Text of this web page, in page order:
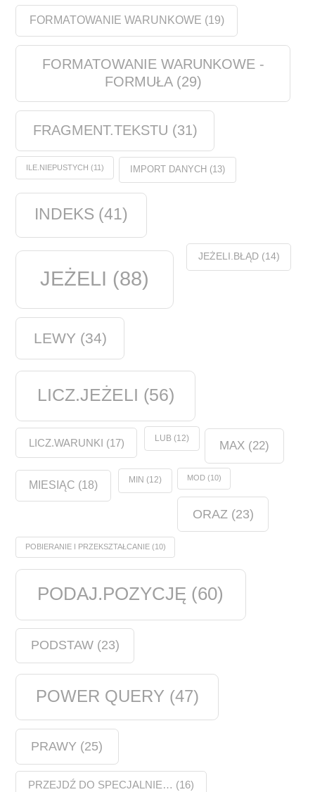
FORMATOWANIE WARUNKOWE (19)
FORMATOWANIE WARUNKOWE -
FORMUŁA(29)
FRAGMENT.TEKSTU (31)
ILE.NIEPUSTYCH (11) IMPORT DANYCH (13)
INDEKS (41)
JEŻELI (88)
JEŻELI.BŁĄD(14)
LEWY (34)
LICZ.JEŻELI (56)
LICZ.WARUNKI (17) LUB(12)
MAX(22)
MIESIĄC (18) MIN (12) MOD(10)
ORAZ (23)
POBIERANIE I PRZEKSZTAŁCANIE(10)
PODAJ.POZYCJĘ (60)
PODSTAW(23)
POWER QUERY (47)
PRAWY (25)
PRZEJDŹ DO SPECJALNIE… (16)